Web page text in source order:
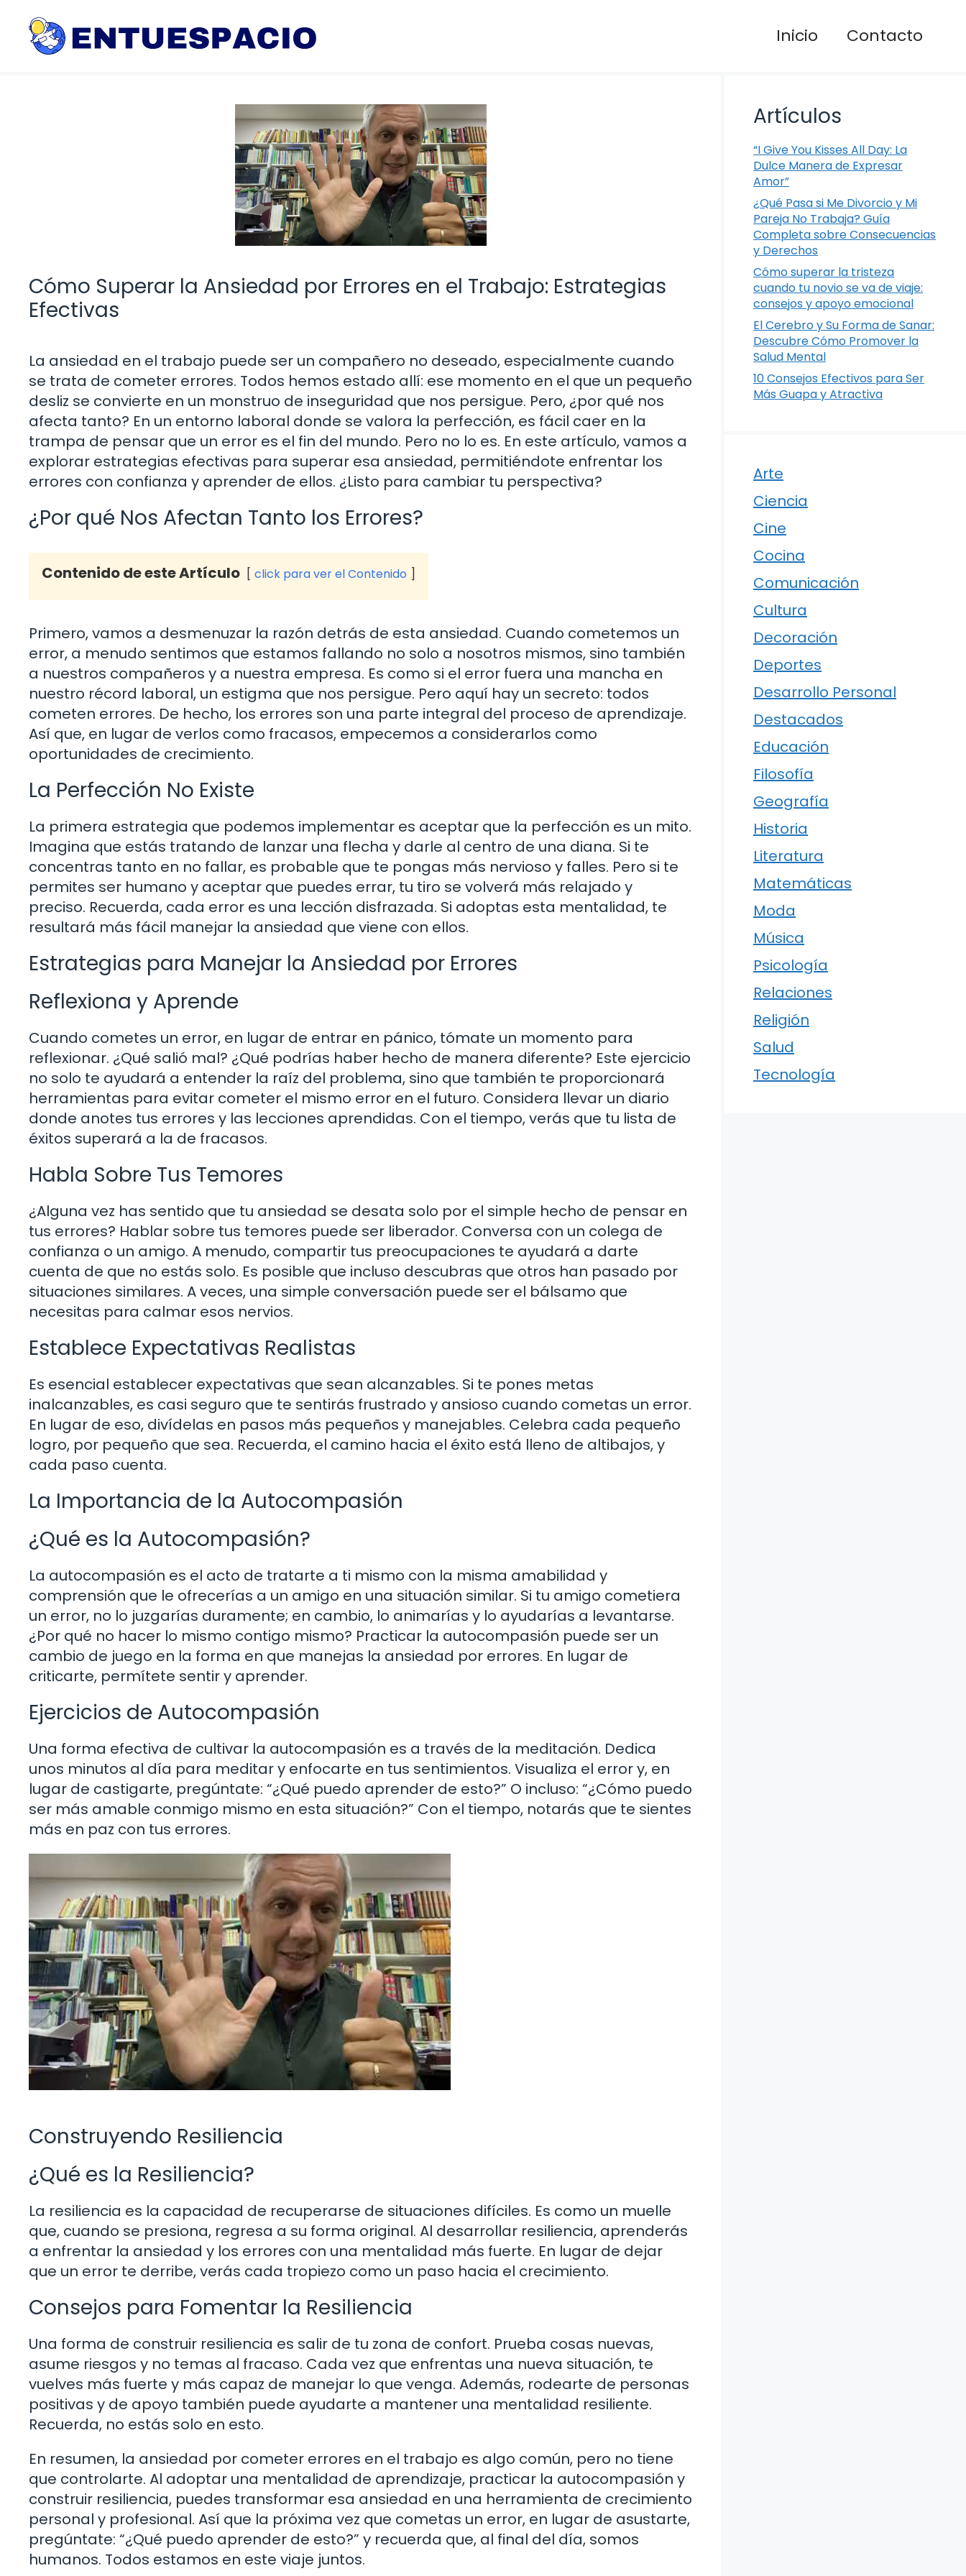
contenido
Inicio Contacto
Cómo Superar la Ansiedad por Errores en el Trabajo: Estrategias
Efectivas
La ansiedad en el trabajo puede ser un compañero no deseado, especialmente cuando
se trata de cometer errores. Todos hemos estado allí: ese momento en el que un pequeño
desliz se convierte en un monstruo de inseguridad que nos persigue. Pero, ¿por qué nos
afecta tanto? En un entorno laboral donde se valora la perfección, es fácil caer en la
trampa de pensar que un error es el fin del mundo. Pero no lo es. En este artículo, vamos a
explorar estrategias efectivas para superar esa ansiedad, permitiéndote enfrentar los
errores con confianza y aprender de ellos. ¿Listo para cambiar tu perspectiva?
¿Por qué Nos Afectan Tanto los Errores?
Contenido de este Artículo click para ver el Contenido
Primero, vamos a desmenuzar la razón detrás de esta ansiedad. Cuando cometemos un
error, a menudo sentimos que estamos fallando no solo a nosotros mismos, sino también
a nuestros compañeros y a nuestra empresa. Es como si el error fuera una mancha en
nuestro récord laboral, un estigma que nos persigue. Pero aquí hay un secreto: todos
cometen errores. De hecho, los errores son una parte integral del proceso de aprendizaje.
Así que, en lugar de verlos como fracasos, empecemos a considerarlos como
oportunidades de crecimiento.
La Perfección No Existe
La primera estrategia que podemos implementar es aceptar que la perfección es un mito.
Imagina que estás tratando de lanzar una flecha y darle al centro de una diana. Si te
concentras tanto en no fallar, es probable que te pongas más nervioso y falles. Pero si te
permites ser humano y aceptar que puedes errar, tu tiro se volverá más relajado y
preciso. Recuerda, cada error es una lección disfrazada. Si adoptas esta mentalidad, te
resultará más fácil manejar la ansiedad que viene con ellos.
Estrategias para Manejar la Ansiedad por Errores
Reflexiona y Aprende
Cuando cometes un error, en lugar de entrar en pánico, tómate un momento para
reflexionar. ¿Qué salió mal? ¿Qué podrías haber hecho de manera diferente? Este ejercicio
no solo te ayudará a entender la raíz del problema, sino que también te proporcionará
herramientas para evitar cometer el mismo error en el futuro. Considera llevar un diario
donde anotes tus errores y las lecciones aprendidas. Con el tiempo, verás que tu lista de
éxitos superará a la de fracasos.
Habla Sobre Tus Temores
¿Alguna vez has sentido que tu ansiedad se desata solo por el simple hecho de pensar en
tus errores? Hablar sobre tus temores puede ser liberador. Conversa con un colega de
confianza o un amigo. A menudo, compartir tus preocupaciones te ayudará a darte
cuenta de que no estás solo. Es posible que incluso descubras que otros han pasado por
situaciones similares. A veces, una simple conversación puede ser el bálsamo que
necesitas para calmar esos nervios.
Establece Expectativas Realistas
Es esencial establecer expectativas que sean alcanzables. Si te pones metas
inalcanzables, es casi seguro que te sentirás frustrado y ansioso cuando cometas un error.
En lugar de eso, divídelas en pasos más pequeños y manejables. Celebra cada pequeño
logro, por pequeño que sea. Recuerda, el camino hacia el éxito está lleno de altibajos, y
cada paso cuenta.
La Importancia de la Autocompasión
¿Qué es la Autocompasión?
La autocompasión es el acto de tratarte a ti mismo con la misma amabilidad y
comprensión que le ofrecerías a un amigo en una situación similar. Si tu amigo cometiera
un error, no lo juzgarías duramente; en cambio, lo animarías y lo ayudarías a levantarse.
¿Por qué no hacer lo mismo contigo mismo? Practicar la autocompasión puede ser un
cambio de juego en la forma en que manejas la ansiedad por errores. En lugar de
criticarte, permítete sentir y aprender.
Ejercicios de Autocompasión
Una forma efectiva de cultivar la autocompasión es a través de la meditación. Dedica
unos minutos al día para meditar y enfocarte en tus sentimientos. Visualiza el error y, en
lugar de castigarte, pregúntate: “¿Qué puedo aprender de esto?” O incluso: “¿Cómo puedo
ser más amable conmigo mismo en esta situación?” Con el tiempo, notarás que te sientes
más en paz con tus errores.
Construyendo Resiliencia
¿Qué es la Resiliencia?
La resiliencia es la capacidad de recuperarse de situaciones difíciles. Es como un muelle
que, cuando se presiona, regresa a su forma original. Al desarrollar resiliencia, aprenderás
a enfrentar la ansiedad y los errores con una mentalidad más fuerte. En lugar de dejar
que un error te derribe, verás cada tropiezo como un paso hacia el crecimiento.
Consejos para Fomentar la Resiliencia
Una forma de construir resiliencia es salir de tu zona de confort. Prueba cosas nuevas,
asume riesgos y no temas al fracaso. Cada vez que enfrentas una nueva situación, te
vuelves más fuerte y más capaz de manejar lo que venga. Además, rodearte de personas
positivas y de apoyo también puede ayudarte a mantener una mentalidad resiliente.
Recuerda, no estás solo en esto.
En resumen, la ansiedad por cometer errores en el trabajo es algo común, pero no tiene
que controlarte. Al adoptar una mentalidad de aprendizaje, practicar la autocompasión y
construir resiliencia, puedes transformar esa ansiedad en una herramienta de crecimiento
personal y profesional. Así que la próxima vez que cometas un error, en lugar de asustarte,
pregúntate: “¿Qué puedo aprender de esto?” y recuerda que, al final del día, somos
humanos. Todos estamos en este viaje juntos.
Artículos
“I Give You Kisses All Day: La
Dulce Manera de Expresar
Amor”
¿Qué Pasa si Me Divorcio y Mi
Pareja No Trabaja? Guía
Completa sobre Consecuencias
y Derechos
Cómo superar la tristeza
cuando tu novio se va de viaje:
consejos y apoyo emocional
El Cerebro y Su Forma de Sanar:
Descubre Cómo Promover la
Salud Mental
10 Consejos Efectivos para Ser
Más Guapa y Atractiva
Arte
Ciencia
Cine
Cocina
Comunicación
Cultura
Decoración
Deportes
Desarrollo Personal
Destacados
Educación
Filosofía
Geografía
Historia
Literatura
Matemáticas
Moda
Música
Psicología
Relaciones
Religión
Salud
Tecnología